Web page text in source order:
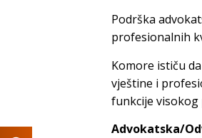
Podrška
profesionalnih
Komore ističu
vještine i
funkcije visokog
Advokatska/